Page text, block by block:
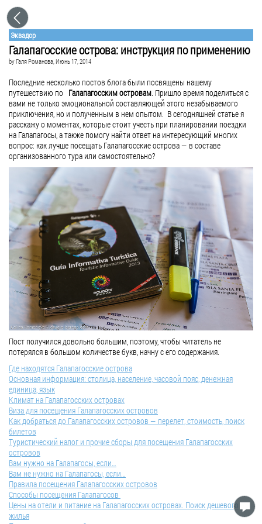
Эквадор
Галапагосские острова: инструкция по применению
byГаля Романова, Июнь 17, 2014
Последние несколько постов блога были посвящены нашему
путешествию по Галапагосским островам. Пришло время поделиться с
вами не только эмоциональной составляющей этого незабываемого
приключения, но и полученным в нем опытом. В сегодняшней статье я
расскажу о моментах, которые стоит учесть при планировании поездки
на Галапагосы, а также помогу найти ответ на интересующий многих
вопрос: как лучше посещать Галапагосские острова — в составе
организованного тура или самостоятельно?
Пост получился довольно большим, поэтому, чтобы читатель не
потерялся в большом количестве букв, начну с его содержания.
Где находятся Галапагосские острова
Основная информация: столица, население, часовой пояс, денежная
единица, язык
Климат на Галапагосских островах
Виза для посещения Галапагосских островов
Как добраться до Галапагосских островов — перелет, стоимость, поиск
билетов
Туристический налог и прочие сборы для посещения Галапагосских
островов
Вам нужно на Галапагосы, если…
Вам не нужно на Галапагосы, если…
Правила посещения Галапагосских островов
Способы посещения Галапагосов
Цены на отели и питание на Галапагосских островах. Поиск дешевого
жилья